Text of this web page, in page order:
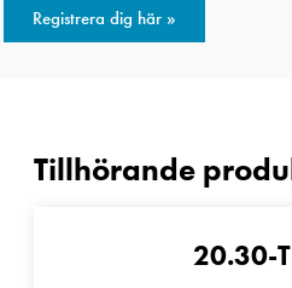
Registrera dig här »
20.30-T